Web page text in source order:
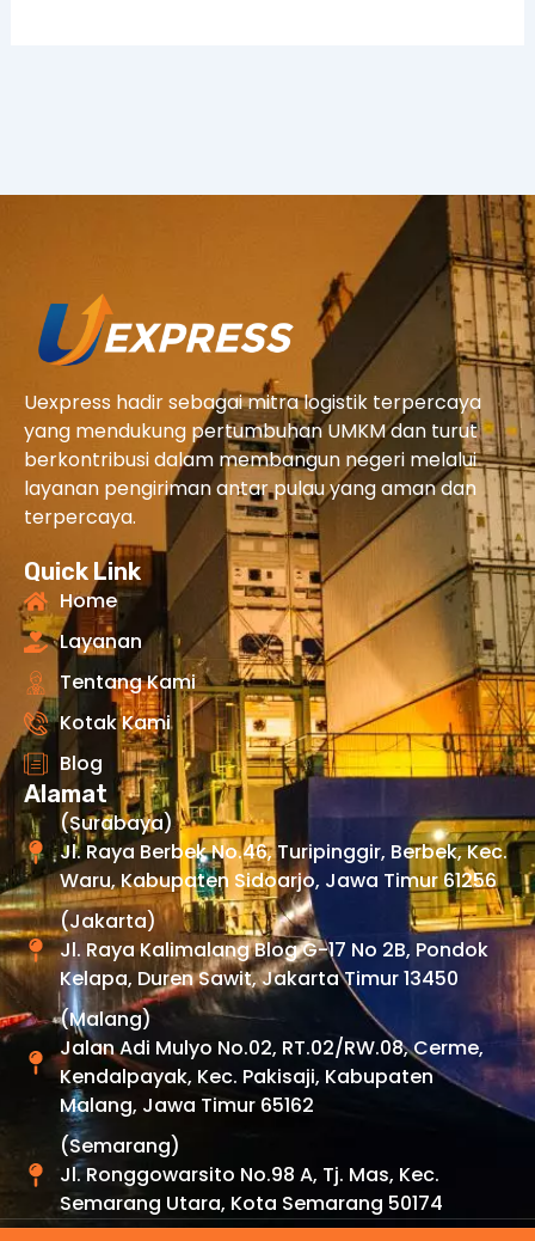
Uexpress hadir sebagai mitra logistik terpercaya
yang mendukung pertumbuhan UMKM dan turut
berkontribusi dalam membangun negeri melalui
layanan pengiriman antar pulau yang aman dan
terpercaya.
Quick Link
Home
Layanan
Tentang Kami
Kotak Kami
Blog
Alamat
(Surabaya)
Jl. Raya Berbek No.46, Turipinggir, Berbek, Kec.
Waru, Kabupaten Sidoarjo, Jawa Timur 61256
(Jakarta)
Jl. Raya Kalimalang Blog G-17 No 2B, Pondok
Kelapa, Duren Sawit, Jakarta Timur 13450
(Malang)
Jalan Adi Mulyo No.02, RT.02/RW.08, Cerme,
Kendalpayak, Kec. Pakisaji, Kabupaten
Malang, Jawa Timur 65162
(Semarang)
Jl. Ronggowarsito No.98 A, Tj. Mas, Kec.
Semarang Utara, Kota Semarang 50174